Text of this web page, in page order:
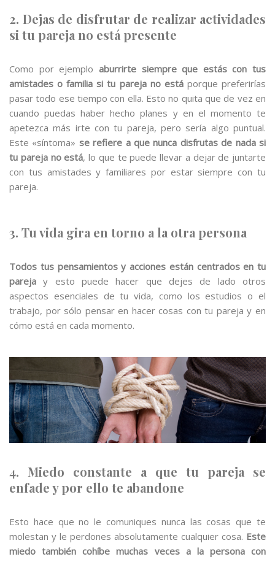
2. Dejas de disfrutar de realizar actividades
si tu pareja no está presente
Como por ejemplo aburrirte siempre que estás con tus
amistades o familia si tu pareja no estáporque preferirías
pasar todo ese tiempo con ella. Esto no quita que de vez en
cuando puedas haber hecho planes y en el momento te
apetezca más irte con tu pareja, pero sería algo puntual.
Este «síntoma» se refiere a que nunca disfrutas de nada si
tu pareja no está, lo que te puede llevar a dejar de juntarte
con tus amistades y familiares por estar siempre con tu
pareja.
3. Tu vida gira en torno a la otra persona
Todos tus pensamientos y acciones están centrados en tu
pareja y esto puede hacer que dejes de lado otros
aspectos esenciales de tu vida, como los estudios o el
trabajo, por sólo pensar en hacer cosas con tu pareja y en
cómo está en cada momento.
4. Miedo constante a que tu pareja se
enfade y por ello te abandone
Esto hace que no le comuniques nunca las cosas que te
molestan y le perdones absolutamente cualquier cosa. Este
miedo también cohíbe muchas veces a la persona con